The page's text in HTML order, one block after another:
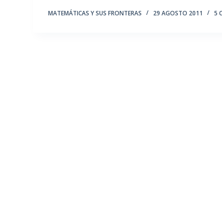
MATEMÁTICAS Y SUS FRONTERAS 29 AGOSTO 2011 5